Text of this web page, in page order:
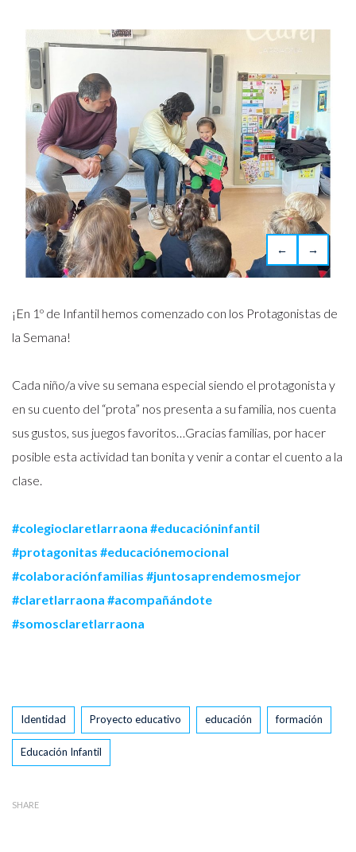
← →
¡En 1º de Infantil hemos comenzado con los Protagonistas de
la Semana!
Cada niño/a vive su semana especial siendo el protagonista y
en su cuento del “prota” nos presenta a su familia, nos cuenta
sus gustos, sus juegos favoritos…Gracias familias, por hacer
posible esta actividad tan bonita y venir a contar el cuento a la
clase.
#colegioclaretlarraona #educacióninfantil
#protagonitas #educaciónemocional
#colaboraciónfamilias #juntosaprendemosmejor
#claretlarraona #acompañándote
#somosclaretlarraona
Tags
Identidad Proyecto educativo educación formación
Educación Infantil
SHARE